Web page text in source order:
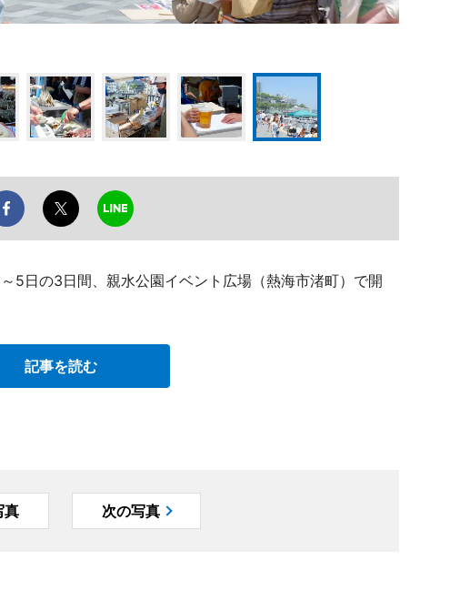
5日の3日間、親水公園イベント広場（熱海市渚町）で開
記事を読む
真 次の写真